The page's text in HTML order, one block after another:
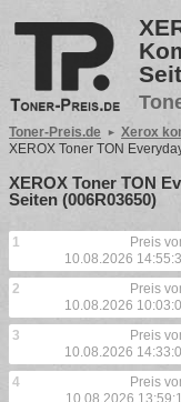
Toner-Preis.de
Xerox
XEROX Toner TON
XEROX Toner TON
Seiten (006R03650)
1
Preis
10.08.2026
2
Preis
10.08.2026
3
Preis
10.08.2026
4
Preis
10.08.2026